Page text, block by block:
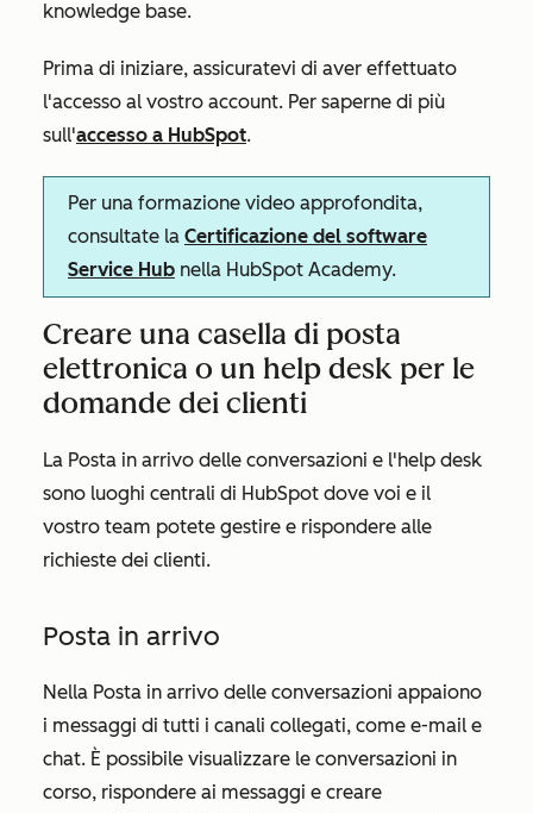
knowledge base.
Prima di iniziare, assicuratevi di aver effettuato
l'accesso al vostro account. Per saperne di più
sull'accesso a HubSpot.
Per una formazione video approfondita,
consultate la Certificazione del software
Service Hub nella HubSpot Academy.
Creare una casella di posta
elettronica o un help desk per le
domande dei clienti
La Posta in arrivo delle conversazioni e l'help desk
sono luoghi centrali di HubSpot dove voi e il
vostro team potete gestire e rispondere alle
richieste dei clienti.
Posta in arrivo
Nella Posta in arrivo delle conversazioni appaiono
i messaggi di tutti i canali collegati, come e-mail e
chat. È possibile visualizzare le conversazioni in
corso, rispondere ai messaggi e creare